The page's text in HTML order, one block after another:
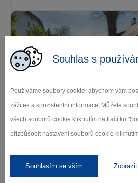
Souhlas s
Používáme soubory cookie, abychom vám
zážitek a konzistentní informace. Můžete
všech souborů cookie kliknutím na tlačítko
přizpůsobit nastavení souborů cookie
Souhlasím se vším
Zaniklé sklárny Koruny
Bystřice nad Pernštejnem